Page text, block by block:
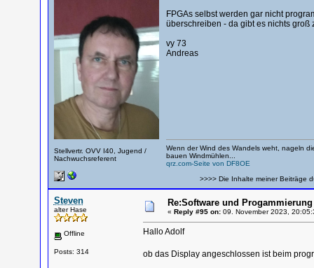
Stellvertr. OVV I40, Jugend /
Nachwuchsreferent
FPGAs selbst werden gar nicht
überschreiben - da gibt es nichts groß
vy 73
Andreas
Wenn der Wind des Wandels weht, nageln
bauen Windmühlen...
qrz.com-Seite von DF8OE
>>>> Die Inhalte meiner Beiträge
Steven
alter Hase
Offline
Posts: 314
Re:Software und
« Reply #95 on:09. November 2023,
Hallo Adolf
ob das Display angeschlossen ist beim